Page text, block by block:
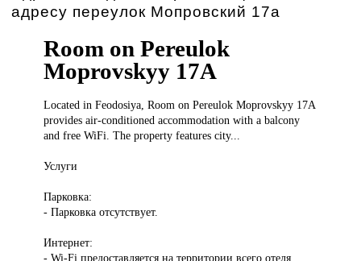
адресу переулок Мопровский 17а
Room on Pereulok
Moprovskyy 17A
Located inFeodosiya, Room on Pereulok Moprovskyy 17A
provides air-conditioned accommodation with a balcony
and free WiFi. The property features city...
Услуги
Парковка:
- Парковка отсутствует.
Интернет:
- Wi-Fi предоставляется на территории всего отеля